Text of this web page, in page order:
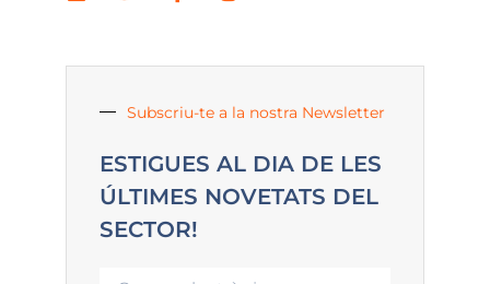
Subscriu-te a la nostra Newsletter
ESTIGUES AL DIA DE LES
ÚLTIMES NOVETATS DEL
SECTOR!